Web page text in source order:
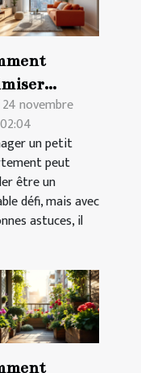
de votre
?
novembre
un petit
peut
être un
défi, mais avec
astuces, il